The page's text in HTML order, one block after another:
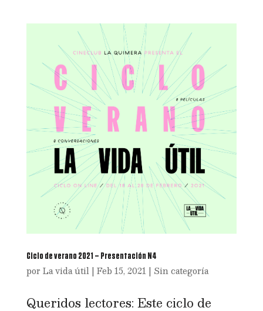
Ciclo de verano 2021 – Presentación N4
por La vida útil| Feb 15, 2021| Sin categoría
Queridos lectores: Este ciclo de